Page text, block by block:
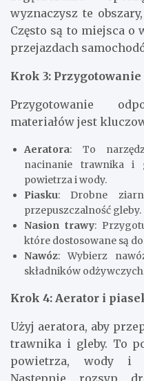
wyznaczysz te
Często są to miejsca o
przejazdach
Krok 3:
Przygotowanie
materiałów jest
Aeratora: To
nacinanie trawnika i
powietrza i wody.
Piasku: Drobne
przepuszczalność gleby.
Nasion trawy:
które dostosowane są
Nawóz: Wybierz
składników
Krok 4: Aerator i
Użyj aeratora, aby
trawnika i gleby. To
powietrza, wody i